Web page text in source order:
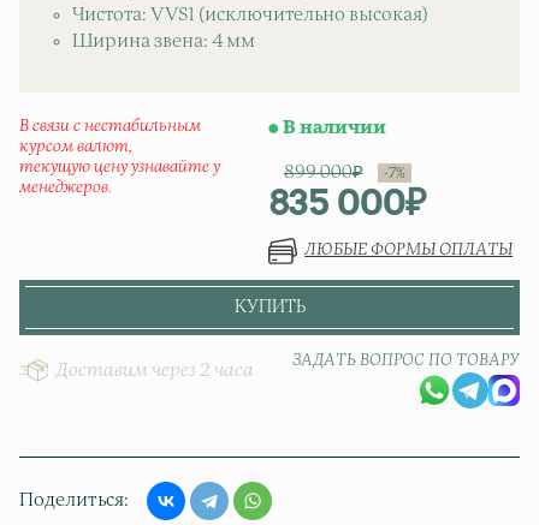
Чистота: VVS1 (исключительно высокая)
Ширина звена: 4 мм
В связи с нестабильным
курсом валют,
текущую цену узнавайте у
менеджеров.
899 000₽
835 000₽
Текущая
В наличии
ЛЮБЫЕ ФОРМЫ ОПЛАТЫ
КУПИТЬ
Доставим через 2 часа
ЗАДАТЬ ВОПРОС ПО ТОВАРУ
Поделиться